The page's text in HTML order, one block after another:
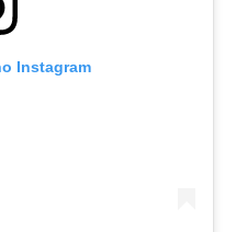
Instagram